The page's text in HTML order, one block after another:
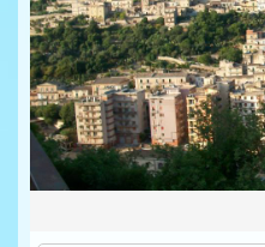
ÜBER UNS
KONTAKT/ANFRAGE
FEEDBACKS